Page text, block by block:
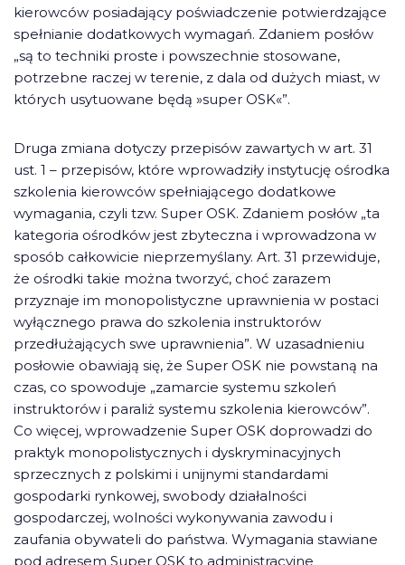
kierowców posiadający poświadczenie potwierdzające
spełnianie dodatkowych wymagań. Zdaniem posłów
„są to techniki proste i powszechnie stosowane,
potrzebne raczej w terenie, z dala od dużych miast, w
których usytuowane będą »super OSK«”.
Druga zmiana dotyczy przepisów zawartych w art. 31
ust. 1 – przepisów, które wprowadziły instytucję ośrodka
szkolenia kierowców spełniającego dodatkowe
wymagania, czyli tzw. Super OSK. Zdaniem posłów „ta
kategoria ośrodków jest zbyteczna i wprowadzona w
sposób całkowicie nieprzemyślany. Art. 31 przewiduje,
że ośrodki takie można tworzyć, choć zarazem
przyznaje im monopolistyczne uprawnienia w postaci
wyłącznego prawa do szkolenia instruktorów
przedłużających swe uprawnienia”. W uzasadnieniu
posłowie obawiają się, że Super OSK nie powstaną na
czas, co spowoduje „zamarcie systemu szkoleń
instruktorów i paraliż systemu szkolenia kierowców”.
Co więcej, wprowadzenie Super OSK doprowadzi do
praktyk monopolistycznych i dyskryminacyjnych
sprzecznych z polskimi i unijnymi standardami
gospodarki rynkowej, swobody działalności
gospodarczej, wolności wykonywania zawodu i
zaufania obywateli do państwa. Wymagania stawiane
pod adresem Super OSK to administracyjne